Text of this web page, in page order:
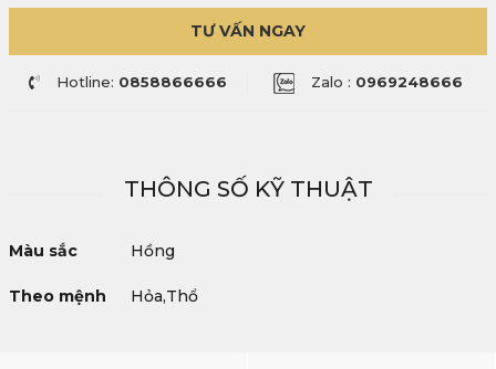
TƯ VẤN NGAY
Hotline: 0858866666 Zalo : 0969248666
THÔNG SỐ KỸ THUẬT
Màu sắc Hồng
Theo mệnh Hỏa,Thổ